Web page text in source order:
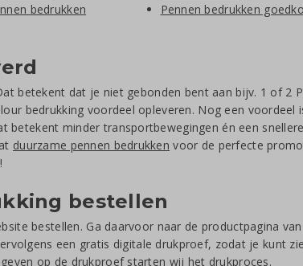
bedrukken
Pennen bedrukken
betekent dat je niet gebonden bent aan bijv. 1 of 2
bedrukking voordeel opleveren. Nog een voordeel
betekent minder transportbewegingen én een
duurzame pennen bedrukken voor de perfecte
bestellen
bestellen. Ga daarvoor naar de productpagina
een gratis digitale drukproef, zodat je kunt
op de drukproef starten wij het drukproces.